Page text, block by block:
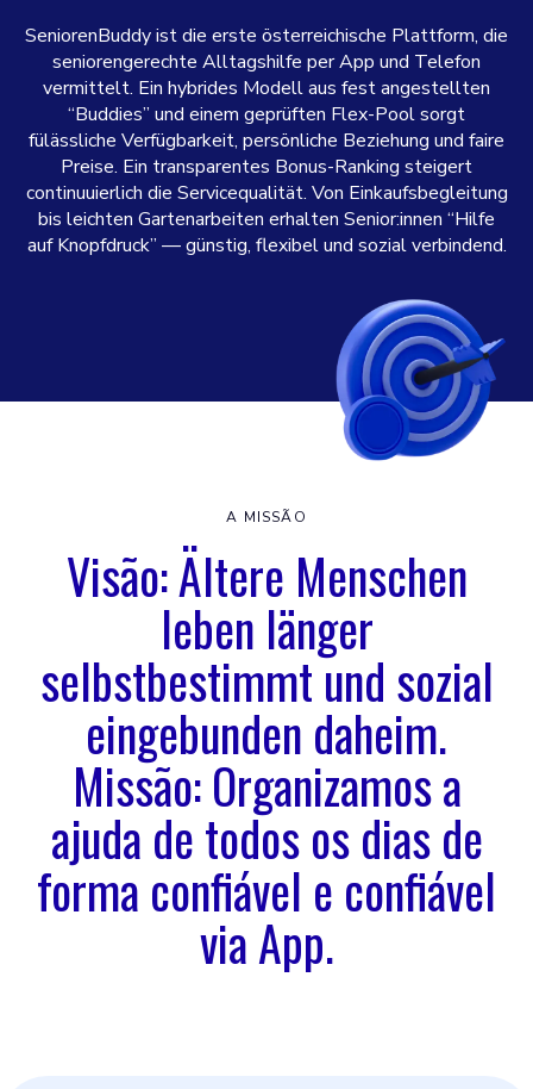
SeniorenBuddy ist die erste österreichische Plattform, die
seniorengerechte Alltagshilfe per App und Telefon
vermittelt. Ein hybrides Modell aus fest angestellten
“Buddies” und einem geprüften Flex-Pool sorgt
fülässliche Verfügbarkeit, persönliche Beziehung und faire
Preise. Ein transparentes Bonus-Ranking steigert
continuuierlich die Servicequalität. Von Einkaufsbegleitung
bis leichten Gartenarbeiten erhalten Senior:innen “Hilfe
auf Knopfdruck” — günstig, flexibel und sozial verbindend.
A MISSÃO
Visão: Ältere Menschen
leben länger
selbstbestimmt und sozial
eingebunden daheim.
Missão: Organizamos a
ajuda de todos os dias de
forma confiável e confiável
via App.